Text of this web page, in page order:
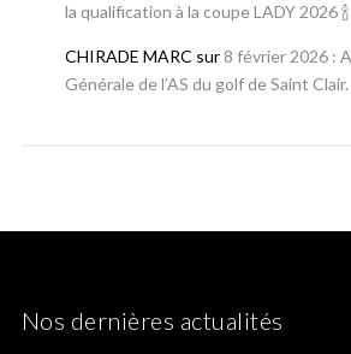
la qualification à la coupe LADY 2026 🍾
CHIRADE MARC sur 8 février 2026 :
Générale de l’AS du golf de Saint Clair.
Nos dernières actualités